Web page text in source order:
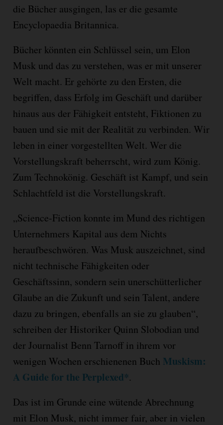
die Bücher ausgingen, las er die gesamte
Encyclopaedia Britannica.
Bücher könnten ein Schlüssel sein, um Elon
Musk und das zu verstehen, was er mit unserer
Welt macht. Er gehörte zu den Ersten, die
begriffen, dass Erfolg im Geschäft und darüber
hinaus aus der Fähigkeit entsteht, Fiktionen zu
bauen und sie mit der Realität zu verbinden. Wir
leben in einer vorgestellten Welt. Wer die
Vorstellungskraft beherrscht, wird zum König.
Zum Technokönig. Geschäft ist Kampf, und sein
Schlachtfeld ist die Vorstellungskraft.
„Science-Fiction konnte im Mund des richtigen
Unternehmers Kapital aus dem Nichts
heraufbeschwören. Was Musk auszeichnet, sind
nicht technische Fähigkeiten oder
Geschäftssinn, sondern sein unerschütterlicher
Glaube an die Zukunft und sein Talent, andere
dazu zu bringen, ebenfalls an sie zu glauben“,
schreiben der Historiker Quinn Slobodian und
der Journalist Benn Tarnoff in ihrem vor
wenigen Wochen erschienenen Buch Muskism:
A Guide for the Perplexed*.
Das ist im Grunde eine wütende Abrechnung
mit Elon Musk, nicht immer fair, aber in vielen